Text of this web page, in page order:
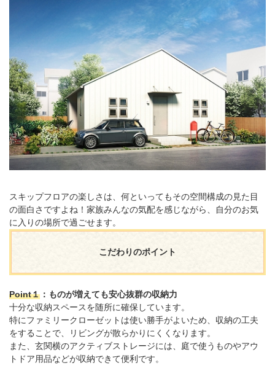
スキップフロアの楽しさは、何といってもその空間構成の見た目
の面白さですよね！家族みんなの気配を感じながら、自分のお気
に入りの場所で過ごせます。
こだわりのポイント
Point１ ：ものが増えても安心抜群の収納力
十分な収納スペースを随所に確保しています。
特にファミリークローゼットは使い勝手がよいため、収納の工夫
をすることで、リビングが散らかりにくくなります。
また、玄関横のアクティブストレージには、庭で使うものやアウ
トドア用品などが収納できて便利です。